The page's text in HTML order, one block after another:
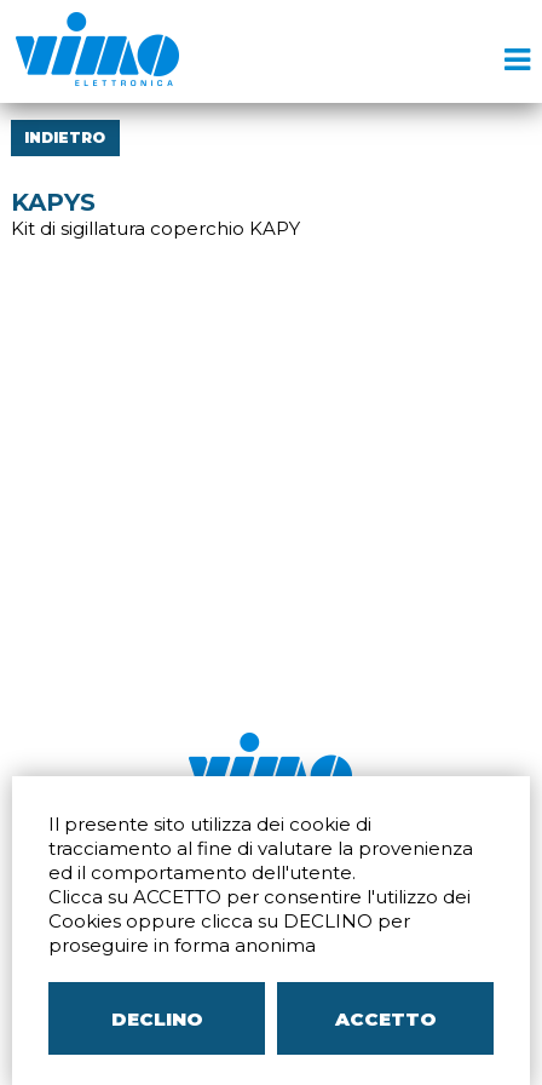
Il presente sito utilizza dei cookie di
tracciamento al fine di valutare la provenienza
ed il comportamento dell'utente.
Clicca su ACCETTO per consentire l'utilizzo dei
Cookies oppure clicca su DECLINO per
proseguire in forma anonima
DECLINO ACCETTO
INDIETRO
KAPYS
Kit di sigillatura coperchio KAPY
Via dell'artigianato 32Q
20865 Usmate Velate (MB)
Indicazioni Stradali
Tel. +39 039 672520
Fax +39 039 672568
Email
Via Pontina 583
Roma (RM) 00128
Tel.+39 06 80079273
Indicazioni Stradali
Via San Crispino 64
Padova (PD) 35129
P.IVA00804240968 05096770150– C.C.I.A.A. di